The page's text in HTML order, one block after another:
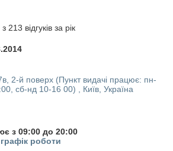
213 відгуків за рік
2-й поверх (Пункт видачі працює: пн-
сб-нд 10-16 00) , Київ, Україна
з 09:00 до 20:00
роботи